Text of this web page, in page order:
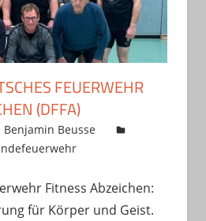
FEUERWEHR
(DFFA)
Benjamin Beusse
Fitness Abzeichen:
für Körper und Geist.